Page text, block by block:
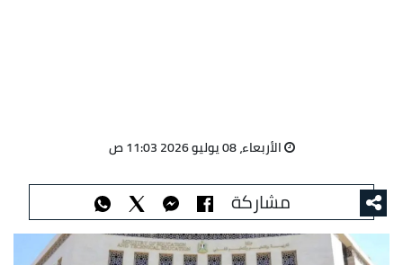
الأربعاء، 08 يوليو 2026 11:03 ص
مشاركة